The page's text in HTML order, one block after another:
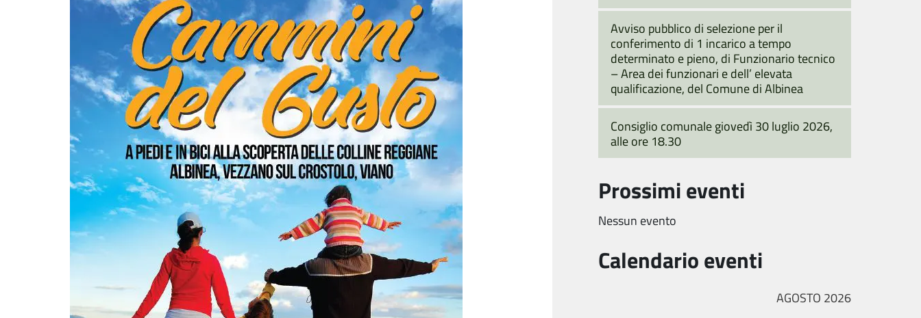
Avviso pubblico di selezione per il
conferimento di 1 incarico a tempo
determinato e pieno, di Funzionario tecnico
– Area dei funzionari e dell’ elevata
qualificazione, del Comune di Albinea
Consiglio comunale giovedì 30 luglio 2026,
alle ore 18.30
Prossimi eventi
Nessun evento
Calendario eventi
AGOSTO 2026